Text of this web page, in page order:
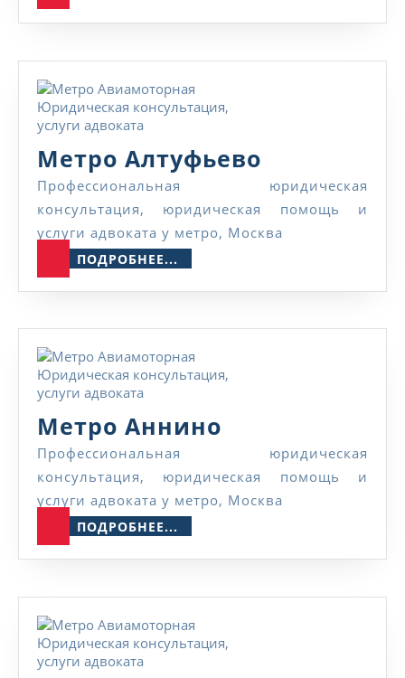
Метро Алтуфьево
Алтуфьево
Профессиональная юридическая
консультация, юридическая помощь и
услуги адвоката у метро, Москва
ПОДРОБНЕЕ...
Метро Аннино
Аннино
Профессиональная юридическая
консультация, юридическая помощь и
услуги адвоката у метро, Москва
ПОДРОБНЕЕ...